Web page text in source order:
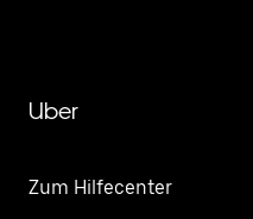
Uber
Zum Hilfecenter